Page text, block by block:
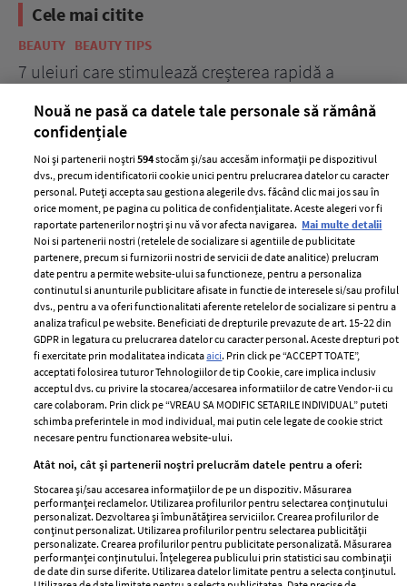
Cele mai citite
BEAUTY BEAUTY TIPS
7 uleiuri care stimulează creșterea rapidă a
ELLE Style Awards
2024
Despre ELLE
Romania
Contact
Abonamente
Termeni si conditii
Politica de
confidențialitate
Politica de cookies
Publicitate
GSP
Unica
Baby
Retete
femei
Viva
Avantaje
Retete practice
Nouă ne pasă ca datele tale personale să rămână
confidențiale
Noi și partenerii noștri594stocăm și/sau accesăm informații pe dispozitivul
dvs., precum identificatorii cookie unici pentru prelucrarea datelor cu caracter
personal. Puteți accepta sau gestiona alegerile dvs. făcând clic mai jos sau în
orice moment, pe pagina cu politica de confidențialitate. Aceste alegeri vor fi
raportate partenerilor noștri și nu vă vor afecta navigarea. Mai multe detalii
Noi si partenerii nostri (retelele de socializare si agentiile de publicitate
partenere, precum si furnizorii nostri de servicii de date analitice) prelucram
date pentru a permite website-ului sa functioneze, pentru a personaliza
continutul si anunturile publicitare afisate in functie de interesele si/sau profilul
dvs., pentru a va oferi functionalitati aferente retelelor de socializare si pentru a
analiza traficul pe website. Beneficiati de drepturile prevazute de art. 15-22 din
GDPR in legatura cu prelucrarea datelor cu caracter personal. Aceste drepturi pot
fi exercitate prin modalitatea indicataaici. Prin click pe “ACCEPT TOATE”,
acceptati folosirea tuturor Tehnologiilor de tip Cookie, care implica inclusiv
acceptul dvs. cu privire la stocarea/accesarea informatiilor de catre Vendor-ii cu
care colaboram. Prin click pe “VREAU SA MODIFIC SETARILE INDIVIDUAL” puteti
schimba preferintele in mod individual, mai putin cele legate de cookie strict
necesare pentru functionarea website-ului.
Atât noi, cât și partenerii noștri prelucrăm datele pentru a oferi:
Stocarea și/sau accesarea informațiilor de pe un dispozitiv. Măsurarea
performanței reclamelor. Utilizarea profilurilor pentru selectarea conținutului
personalizat. Dezvoltarea și îmbunătățirea serviciilor. Crearea profilurilor de
conținut personalizat. Utilizarea profilurilor pentru selectarea publicității
personalizate. Crearea profilurilor pentru publicitate personalizată. Măsurarea
performanței conținutului. Înțelegerea publicului prin statistici sau combinații
de date din surse diferite. Utilizarea datelor limitate pentru a selecta conținutul.